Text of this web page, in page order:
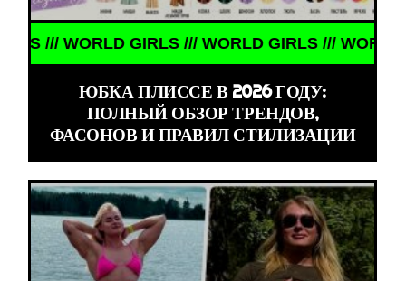
WORLD GIRLS /// WORLD GIRLS /// WORLD
ЮБКА ПЛИССЕ В 2026 ГОДУ:
ПОЛНЫЙ ОБЗОР ТРЕНДОВ,
ФАСОНОВ И ПРАВИЛ СТИЛИЗАЦИИ